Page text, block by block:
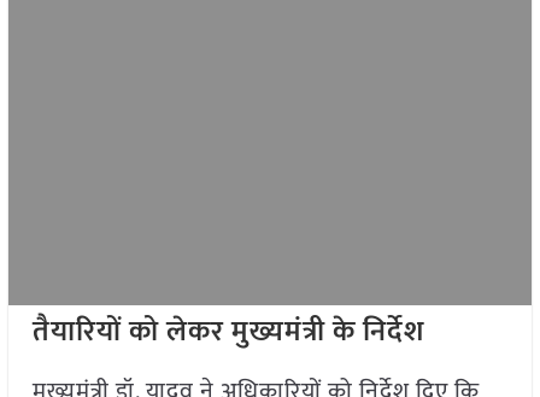
तैयारियों को लेकर मुख्यमंत्री के निर्देश